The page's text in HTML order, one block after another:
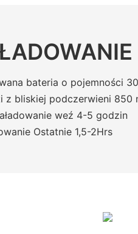
bateria o pojemności
z bliskiej podczerwieni 850
weź 4-5 godzin
Ostatnie 1,5-2Hrs